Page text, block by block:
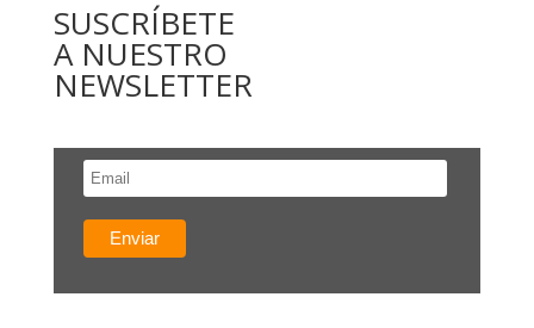
SUSCRÍBETE
A NUESTRO
NEWSLETTER